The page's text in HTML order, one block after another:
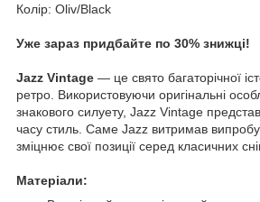
Колір: Oliv/Black
Уже зараз придбайте по 30% знижці!
Jazz Vintage — це свято багаторічної
ретро. Використовуючи оригінальні
знакового силуету, Jazz Vintage
часу стиль. Саме Jazz витримав
зміцнює свої позиції серед класичних
Матеріали: